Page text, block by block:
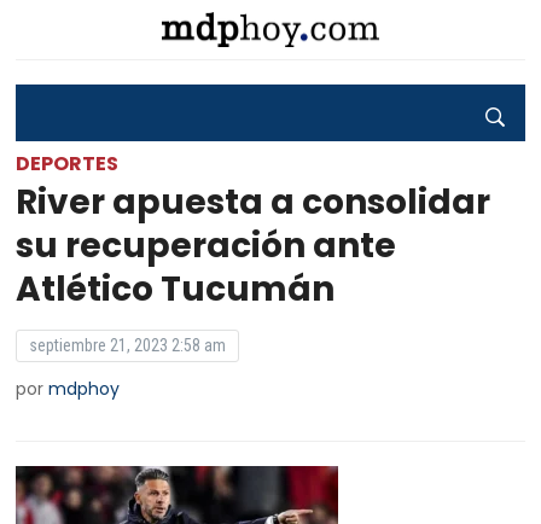
DEPORTES
River apuesta a consolidar
su recuperación ante
Atlético Tucumán
septiembre 21, 2023 2:58 am
pormdphoy